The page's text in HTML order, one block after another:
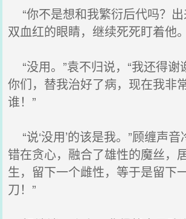
“你不是想和我繁衍后代吗？出
双血红的眼睛，继续死死盯着他。
“没用。”袁不归说，“我还得谢
你们，替我治好了病，现在我非
谁！”
“说‘没用’的该是我。”顾缠声
错在贪心，融合了雄性的魔丝，
生，留下一个雌性，等于是留下
刀！”